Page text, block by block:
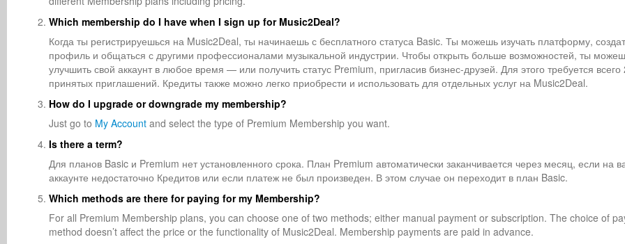
Which membership do I have when I sign up for Music2Deal?
Когда ты регистрируешься на Music2Deal, ты начинаешь с бесплатного статуса Basic. Ты можешь изучать платформу,
профиль и общаться с другими профессионалами музыкальной индустрии. Чтобы открыть больше возможностей, ты
улучшить свой аккаунт в любое время — или получить статус Premium, пригласив бизнес-друзей. Для этого требуется всего
принятых приглашений. Кредиты также можно легко приобрести и использовать для отдельных услуг на Music2Deal.
How do I upgrade or downgrade my membership?
Just go to My Account and select the type of Premium Membership you want.
Is there a term?
Для планов Basic и Premium нет установленного срока. План Premium автоматически заканчивается через месяц, если на
аккаунте недостаточно Кредитов или если платеж не был произведен. В этом случае он переходит в план Basic.
Which methods are there for paying for my Membership?
For all Premium Membership plans, you can choose one of two methods; either manual payment or subscription. The choice of
method doesn’t affect the price or the functionality of Music2Deal. Membership payments are paid in advance.